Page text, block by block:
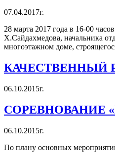
07.04.2017г.
28 марта 2017 года в 16-00
Х.Сайдахмедова, начальника
многоэтажном доме,
КАЧЕСТВЕННЫЙ
06.10.2015г.
СОРЕВНОВАНИЕ
06.10.2015г.
По плану основных